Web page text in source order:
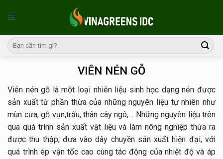
VIÊN NÉN GỖ
Viên nén gỗ là một loại nhiên liệu sinh học dạng nén được
sản xuất từ phần thừa của những nguyên liệu tự nhiên như
mùn cưa, gỗ vụn,trấu, thân cây ngô,… Những nguyên liệu trên
qua quá trình sản xuất vật liệu và làm nông nghiệp thừa ra
được thu thập, đưa vào dây chuyền sản xuất hiện đại, với
quá trình ép vận tốc cao cùng tác động của nhiệt độ và áp